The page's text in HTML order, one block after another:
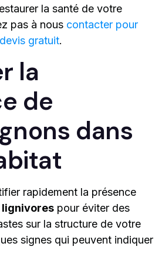
la santé de votre
pas à nous contacter pour
gratuit.
la
de
dans
rapidement la présence
lignivores pour éviter des
sur la structure de votre
signes qui peuvent indiquer